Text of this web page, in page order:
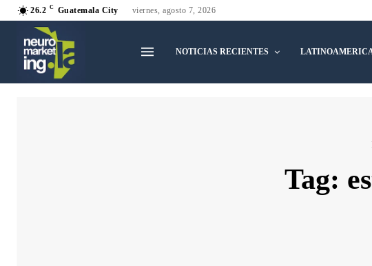
26.2 C Guatemala City viernes, agosto 7, 2026
NOTICIAS RECIENTES
Tag: